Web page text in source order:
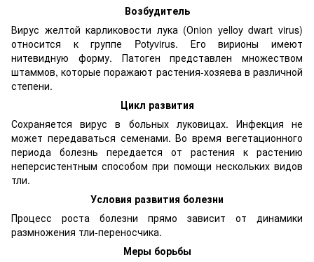
Возбудитель
Вирус желтой карликовости лука (Оnion yelloy dwart virus)
относится к группе Potyvirus. Его вирионы имеют
нитевидную форму. Патоген представлен множеством
штаммов, которые поражают растения-хозяева в различной
степени.
Цикл развития
Сохраняется вирус в больных луковицах. Инфекция не
может передаваться семенами. Во время вегетационного
периода болезнь передается от растения к растению
неперсистентным способом при помощи нескольких видов
тли.
Условия развития болезни
Процесс роста болезни прямо зависит от динамики
размножения тли-переносчика.
Меры борьбы